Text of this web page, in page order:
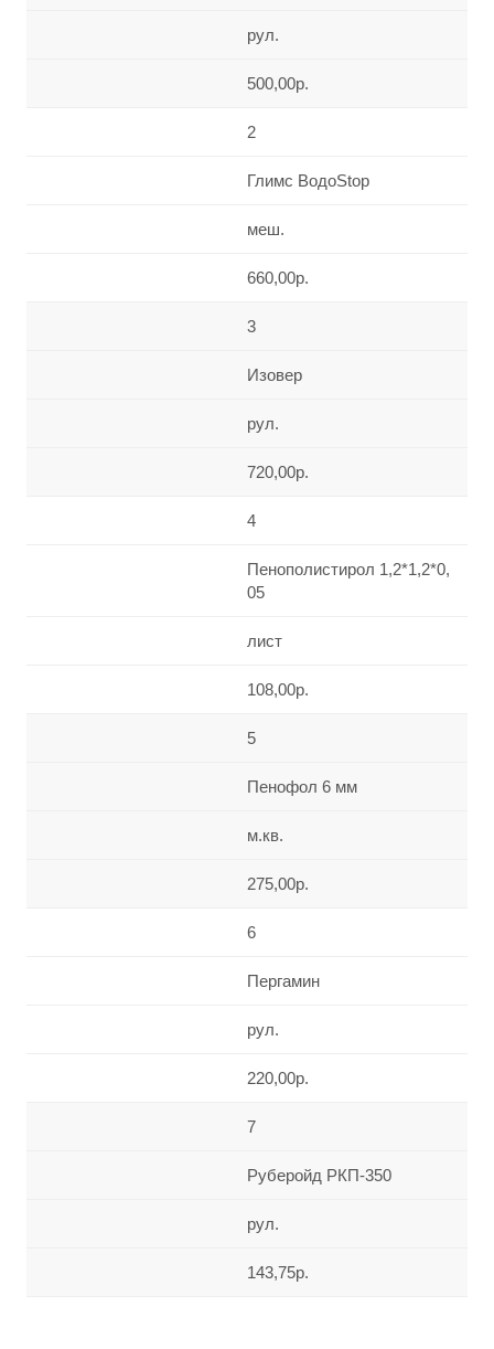
рул.
500,00р.
2
Глимс ВодоStop
меш.
660,00р.
3
Изовер
рул.
720,00р.
4
Пенополистирол 1,2*1,2*0,
05
лист
108,00р.
5
Пенофол 6 мм
м.кв.
275,00р.
6
Пергамин
рул.
220,00р.
7
Руберойд РКП-350
рул.
143,75р.